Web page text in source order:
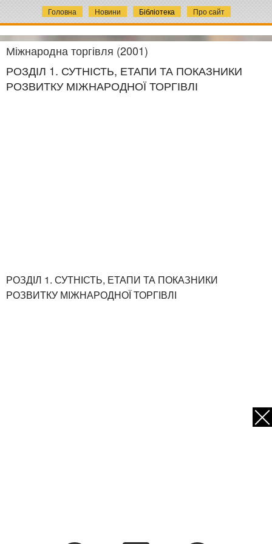
Головна Новини Бібліотека Про сайт
Міжнародна торгівля (2001)
РОЗДІЛ 1. СУТНІСТЬ, ЕТАПИ ТА ПОКАЗНИКИ
РОЗВИТКУ МІЖНАРОДНОЇ ТОРГІВЛІ
РОЗДІЛ 1. СУТНІСТЬ, ЕТАПИ ТА ПОКАЗНИКИ
РОЗВИТКУ МІЖНАРОДНОЇ ТОРГІВЛІ